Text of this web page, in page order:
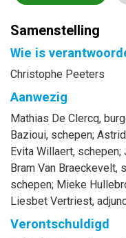
Samenstelling
Wie is
Christophe Peeters
Aanwezig
Mathias De Clercq,
Bazioui, schepen; Astrid
Evita Willaert, schepen;
Bram Van Braeckevelt,
schepen; Mieke
Liesbet Vertriest,
Verontschuldigd